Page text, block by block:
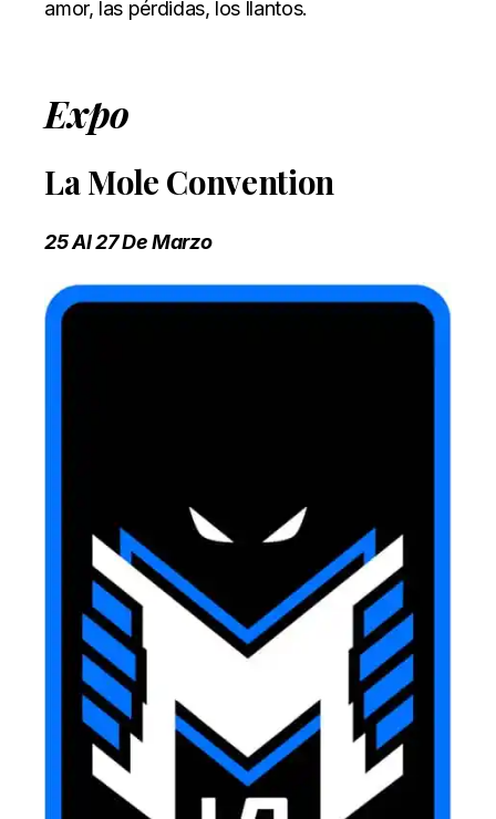
amor, las pérdidas, los llantos.
Expo
La Mole Convention
25 Al 27 De Marzo